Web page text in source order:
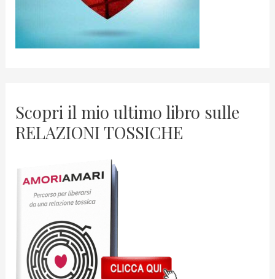
Scopri il mio ultimo libro sulle
RELAZIONI TOSSICHE